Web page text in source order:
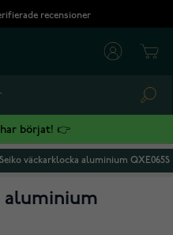
recensioner
börjat! 👉
Seiko väckarklocka aluminium QXE065S
aluminium